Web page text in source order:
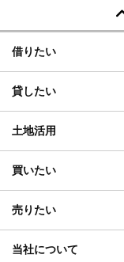
借りたい
貸したい
土地活用
買いたい
売りたい
当社について